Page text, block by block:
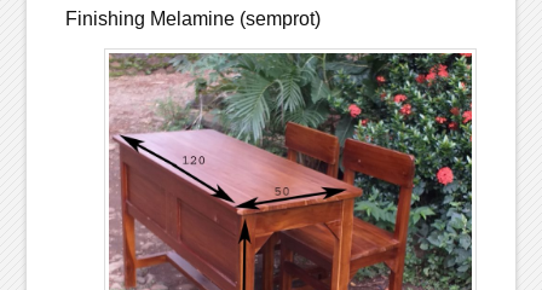
Finishing Melamine (semprot)